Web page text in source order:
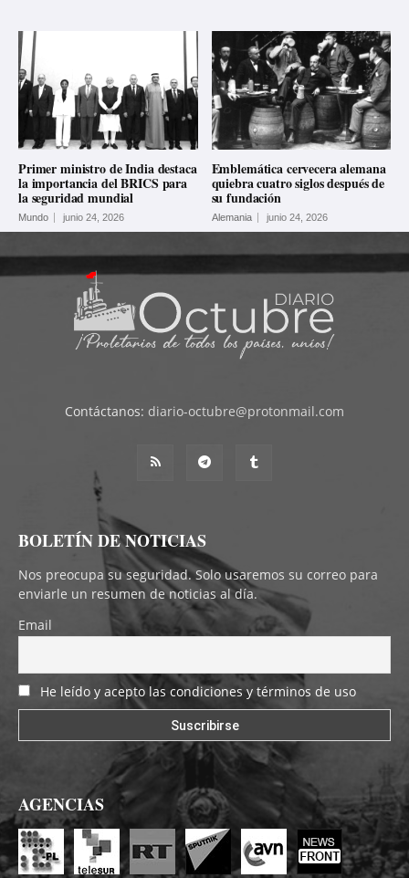
Primer ministro de India destaca
la importancia del BRICS para
la seguridad mundial
Mundo junio 24, 2026
Emblemática cervecera alemana
quiebra cuatro siglos después de
su fundación
Alemania junio 24, 2026
Contáctanos: diario-octubre@protonmail.com
BOLETÍN DE NOTICIAS
Nos preocupa su seguridad. Solo usaremos su correo para
enviarle un resumen de noticias al día.
Email
He leído y acepto las condiciones y términos de uso
AGENCIAS